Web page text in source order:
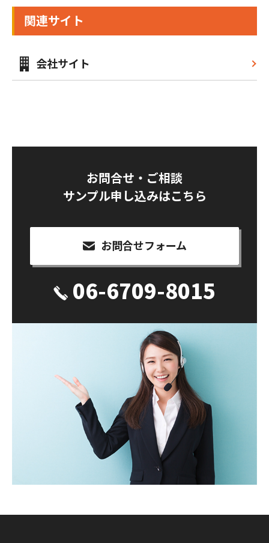
関連サイト
会社サイト
お問合せ・ご相談
サンプル申し込みはこちら
お問合せフォーム
06-6709-8015